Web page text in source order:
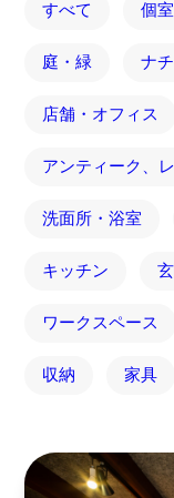
すべて 個室
庭・緑 ナ
店舗・オフィス
アンティーク、
洗面所・浴室
キッチン
ワークスペース
収納 家具